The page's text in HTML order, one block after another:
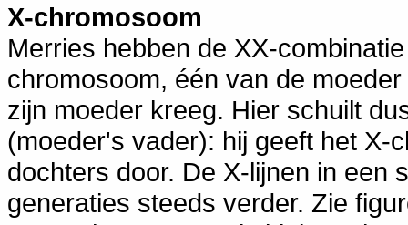
X-chromosoom
Merries hebben de XX-
chromosoom, één van de
zijn moeder kreeg. Hier schuilt
(moeder's vader): hij geeft het X-
dochters door. De X-lijnen in een
generaties steeds verder. Zie